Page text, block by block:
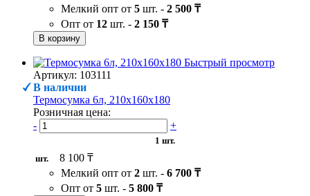
Мелкий опт от 5 шт. - 2 500 ₸
Опт от 12 шт. - 2 150 ₸
В корзину
Быстрый просмотр
Артикул: 103111
В наличии
Термосумка 6л, 210х160х180
Розничная цена:
-
+
1 шт.
шт.
8 100 ₸
Мелкий опт от 2 шт. - 6 700 ₸
Опт от 5 шт. - 5 800 ₸